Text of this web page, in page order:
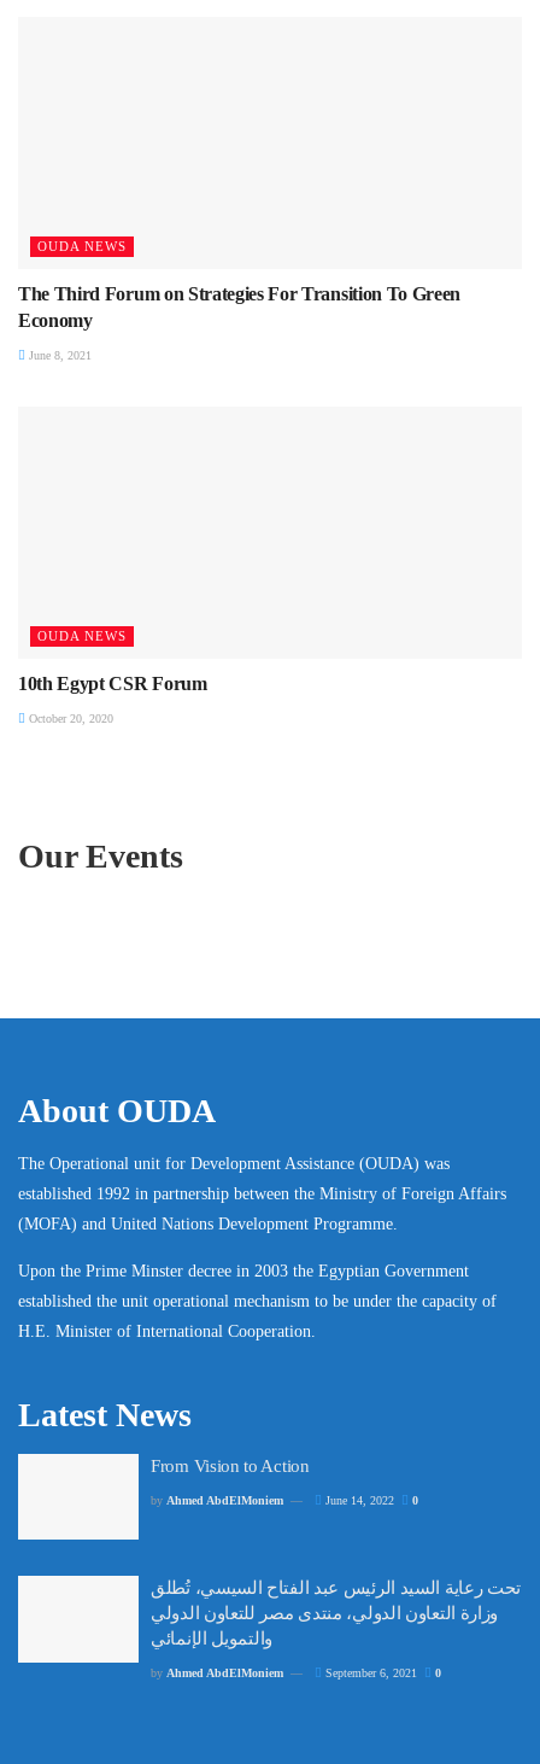
OUDA NEWS
The Third Forum on Strategies For Transition To Green
Economy
June 8, 2021
OUDA NEWS
10th Egypt CSR Forum
October 20, 2020
Our Events
About OUDA
The Operational unit for Development Assistance (OUDA) was
established 1992 in partnership between the Ministry of Foreign Affairs
(MOFA) and United Nations Development Programme.
Upon the Prime Minster decree in 2003 the Egyptian Government
established the unit operational mechanism to be under the capacity of
H.E. Minister of International Cooperation.
Latest News
From Vision to Action
by Ahmed AbdElMoniem June 14, 2022 0
تحت رعاية السيد الرئيس عبد الفتاح السيسي، تُطلق
وزارة التعاون الدولي، منتدى مصر للتعاون الدولي
والتمويل الإنمائي
by Ahmed AbdElMoniem September 6, 2021 0